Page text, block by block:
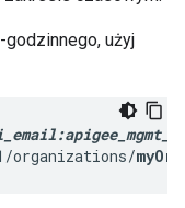
użyj
organizations/myOrg